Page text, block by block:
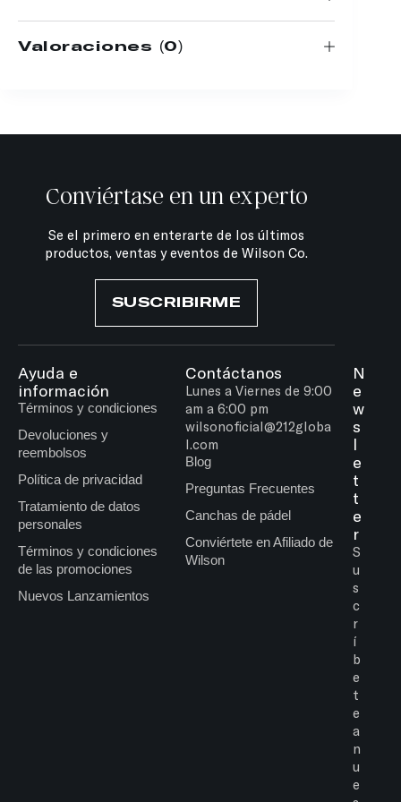
Valoraciones (0)
Conviértase en un experto
Se el primero en enterarte de los últimos
productos, ventas y eventos de Wilson Co.
SUSCRIBIRME
Ayuda e
información
Términos y condiciones
Devoluciones y
reembolsos
Política de privacidad
Tratamiento de datos
personales
Términos y condiciones
de las promociones
Nuevos Lanzamientos
Contáctanos
Lunes a Viernes de 9:00
am a 6:00 pm
wilsonoficial@212globa
l.com
Blog
Preguntas Frecuentes
Canchas de pádel
Conviértete en Afiliado de
Wilson
N
e
w
s
l
e
t
t
e
r
S
u
s
c
r
í
b
e
t
e
a
n
u
e